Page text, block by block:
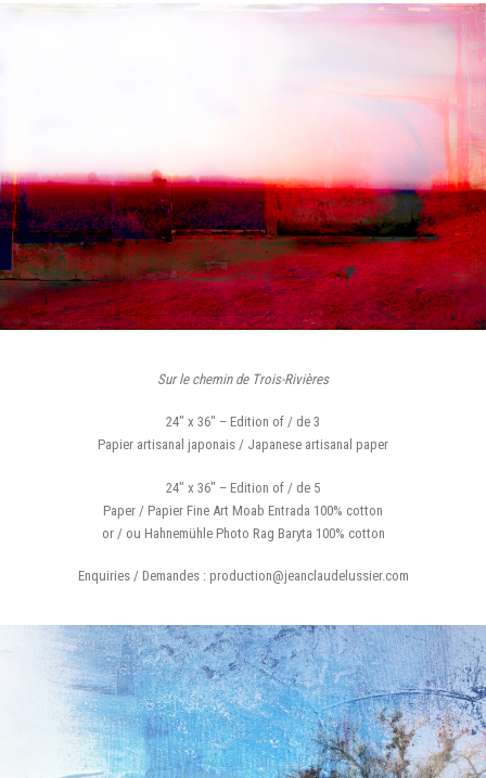
Sur le chemin de Trois-Rivières
24″ x 36″ – Edition of / de 3
Papier artisanal japonais / Japanese artisanal paper
24″ x 36″ – Edition of / de 5
Paper / Papier Fine Art Moab Entrada 100% cotton
or / ou Hahnemühle Photo Rag Baryta 100% cotton
Enquiries / Demandes : production@jeanclaudelussier.com